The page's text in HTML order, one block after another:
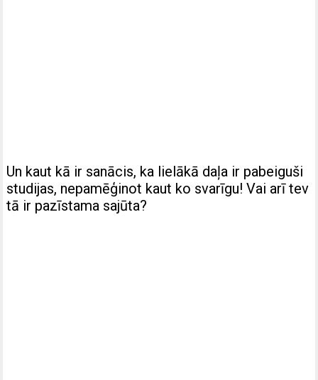
Un kaut kā ir sanācis, ka lielākā daļa ir pabeiguši
studijas, nepamēģinot kaut ko svarīgu! Vai arī tev
tā ir pazīstama sajūta?